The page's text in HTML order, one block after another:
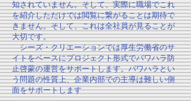
知されていません。そして、実際に職場でこれ
を紹介しただけでは閲覧に繋がることは期待で
きません。そして、これは全社員が見ることが
大切です。
シーズ・クリエーションでは厚生労働省のサ
イトをベースにプロジェクト形式でパワハラ防
止啓蒙の運営をサポートします。パワハラとい
う問題の性質上、企業内部での主導は難しい側
面をサポートします